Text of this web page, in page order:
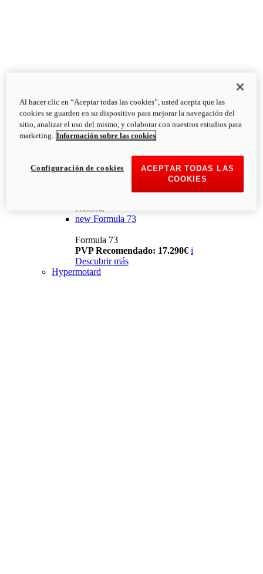
Historia
new Formula 73
Formula 73
PVP Recomendado: 17.290€ i
Descubrir más
Hypermotard
Al hacer clic en “Aceptar todas las cookies”, usted acepta que las
cookies se guarden en su dispositivo para mejorar la navegación del
sitio, analizar el uso del mismo, y colaborar con nuestros estudios para
marketing. Información sobre las cookies
ACEPTAR TODAS LAS
COOKIES
Configuración de cookies